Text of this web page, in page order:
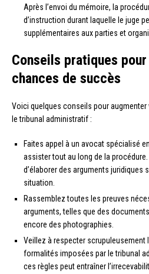
Après l’envoi du mémoire, la
d’instruction durant laquelle le juge
supplémentaires aux parties et
Conseils pratiques
chances de succès
Voici quelques conseils pour
le tribunal administratif :
Faites appel à un avocat spécialisé
assister tout au long de la
d’élaborer des arguments juridiques
situation.
Rassemblez toutes les preuves
arguments, telles que des
encore des photographies.
Veillez à respecter scrupuleusement
formalités imposées par le tribunal
ces règles peut entraîner